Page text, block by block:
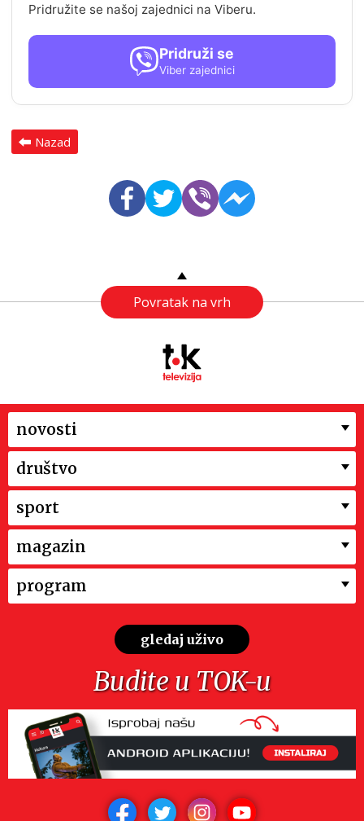
Pridružite se našoj zajednici na Viberu.
Pridruži se
Viber zajednici
Nazad
Povratak na vrh
novosti
društvo
sport
magazin
program
gledaj uživo
Budite u TOK-u